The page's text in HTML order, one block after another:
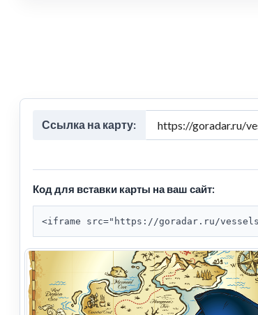
Ссылка на карту:
Код для вставки карты на ваш сайт:
<iframe src="https://goradar.ru/